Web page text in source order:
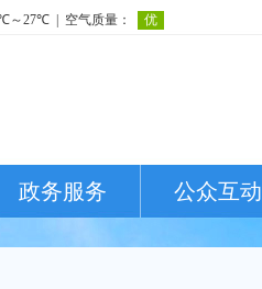
政务服务 公众互动